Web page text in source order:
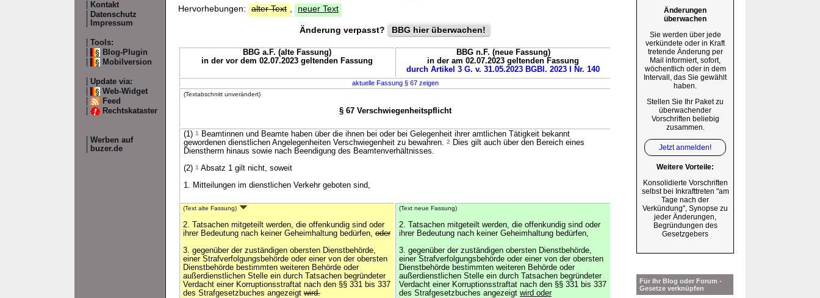
Kontakt
Datenschutz
Impressum
Tools:
Blog-Plugin
Mobilversion
Update via:
Web-Widget
Feed
Rechtskataster
Werben auf
buzer.de
Hervorhebungen:
alter Text neuer Text
Änderung verpasst? BBG hier überwachen!
BBG a.F. (alte Fassung)
in der vor dem 02.07.2023 geltenden Fassung
BBG n.F. (neue Fassung)
in der am 02.07.2023 geltenden Fassung
durch Artikel 3 G. v. 31.05.2023 BGBl. 2023 I Nr. 140
aktuelle Fassung § 67 zeigen
(Textabschnitt unverändert)
§ 67 Verschwiegenheitspflicht
(1) 1
Beamtinnen und Beamte haben über die ihnen bei oder bei Gelegenheit ihrer amtlichen Tätigkeit bekannt
gewordenen dienstlichen Angelegenheiten Verschwiegenheit zu bewahren. 2
Dies gilt auch über den Bereich eines
Dienstherrn hinaus sowie nach Beendigung des Beamtenverhältnisses.
(2) 1 Absatz 1 gilt nicht, soweit
1. Mitteilungen im dienstlichen Verkehr geboten sind,
(Text alte Fassung)
2. Tatsachen mitgeteilt werden, die offenkundig sind oder
ihrer Bedeutung nach keiner Geheimhaltung bedürfen, oder
3. gegenüber der zuständigen obersten Dienstbehörde,
einer Strafverfolgungsbehörde oder einer von der obersten
Dienstbehörde bestimmten weiteren Behörde oder
außerdienstlichen Stelle ein durch Tatsachen begründeter
Verdacht einer Korruptionsstraftat nach den §§ 331 bis 337
des Strafgesetzbuches angezeigt wird.
(Text neue Fassung)
2. Tatsachen mitgeteilt werden, die offenkundig sind oder
ihrer Bedeutung nach keiner Geheimhaltung bedürfen,
3. gegenüber der zuständigen obersten Dienstbehörde,
einer Strafverfolgungsbehörde oder einer von der obersten
Dienstbehörde bestimmten weiteren Behörde oder
außerdienstlichen Stelle ein durch Tatsachen begründeter
Verdacht einer Korruptionsstraftat nach den §§ 331 bis 337
des Strafgesetzbuches angezeigt wird oder
Änderungen
überwachen
Sie werden über jede
verkündete oder in Kraft
tretende Änderung per
Mail informiert, sofort,
wöchentlich oder in dem
Intervall, das Sie gewählt
haben.
Stellen Sie Ihr Paket zu
überwachender
Vorschriften beliebig
zusammen.
Jetzt anmelden!
Weitere Vorteile:
Konsolidierte Vorschriften
selbst bei Inkrafttreten "am
Tage nach der
Verkündung", Synopse zu
jeder Änderungen,
Begründungen des
Gesetzgebers
Für Ihr Blog oder Forum -
Gesetze verknüpfen